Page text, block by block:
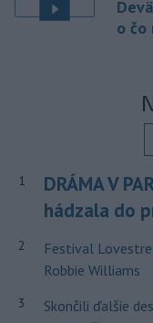
o čo
1
DRÁMA V
hádzala do
2
Festival
Robbie Williams
3
Skončili ďalšie